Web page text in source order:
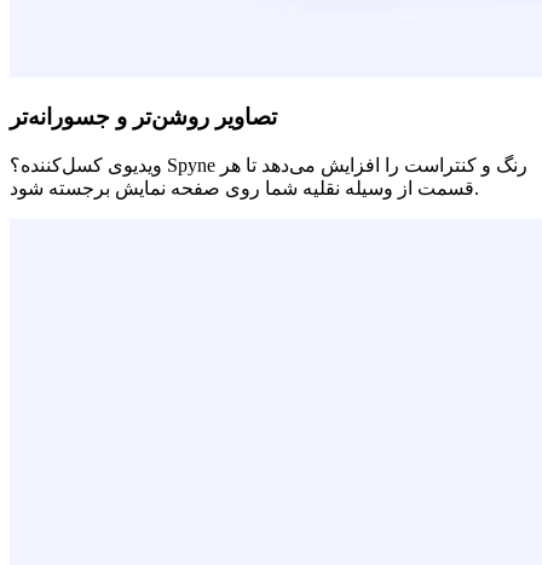
تصاویر روشن‌تر و جسورانه‌تر
ویدیوی کسل‌کننده؟ Spyne رنگ و کنتراست را افزایش می‌دهد تا هر
قسمت از وسیله نقلیه شما روی صفحه نمایش برجسته شود.